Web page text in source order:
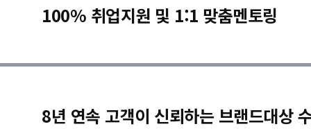
100% 취업지원 및 1:1 맞춤멘토링
8년 연속 고객이 신뢰하는 브랜드대상